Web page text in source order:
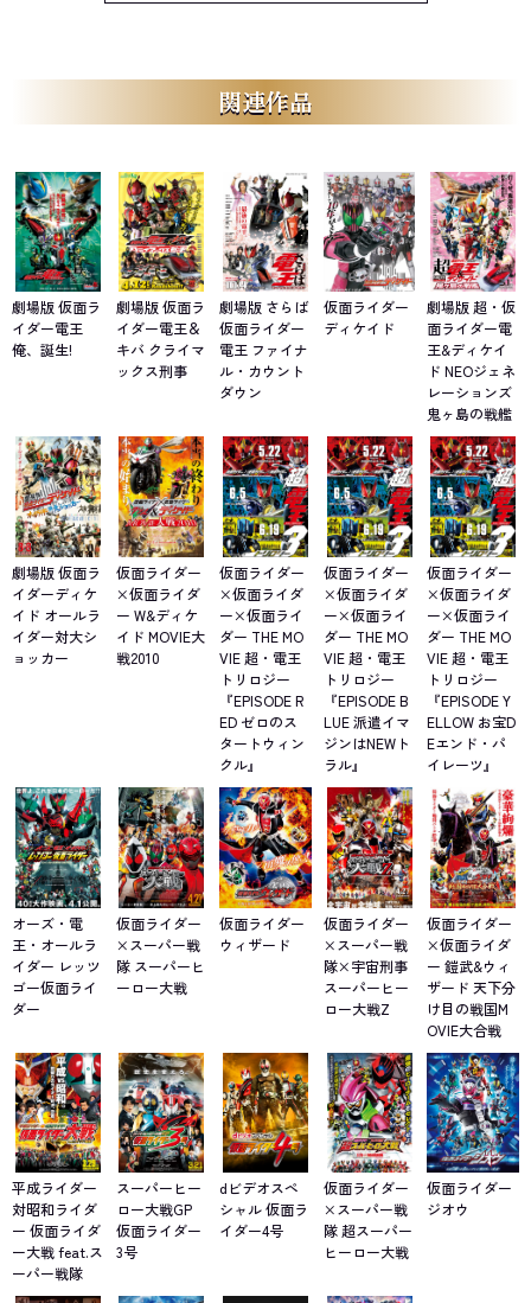
関連作品
劇場版 仮面ラ
イダー電王
俺、誕生!
劇場版 仮面ラ
イダー電王＆
キバ クライマ
ックス刑事
劇場版 さらば
仮面ライダー
電王 ファイナ
ル・カウント
ダウン
仮面ライダー
ディケイド
劇場版 超・仮
面ライダー電
王&ディケイ
ド NEOジェネ
レーションズ
鬼ヶ島の戦艦
劇場版 仮面ラ
イダーディケ
イド オールラ
イダー対大シ
ョッカー
仮面ライダー
×仮面ライダ
ー W&ディケ
イド MOVIE大
戦2010
仮面ライダー
×仮面ライダ
ー×仮面ライ
ダー THE MO
VIE 超・電王
トリロジー
『EPISODE R
ED ゼロのス
タートウィン
クル』
仮面ライダー
×仮面ライダ
ー×仮面ライ
ダー THE MO
VIE 超・電王
トリロジー
『EPISODE B
LUE 派遣イマ
ジンはNEWト
ラル』
仮面ライダー
×仮面ライダ
ー×仮面ライ
ダー THE MO
VIE 超・電王
トリロジー
『EPISODE Y
ELLOW お宝D
Eエンド・パ
イレーツ』
オーズ・電
王・オールラ
イダー レッツ
ゴー仮面ライ
ダー
仮面ライダー
×スーパー戦
隊 スーパーヒ
ーロー大戦
仮面ライダー
ウィザード
仮面ライダー
×スーパー戦
隊×宇宙刑事
スーパーヒー
ロー大戦Z
仮面ライダー
×仮面ライダ
ー 鎧武&ウィ
ザード 天下分
け目の戦国M
OVIE大合戦
平成ライダー
対昭和ライダ
ー 仮面ライダ
ー大戦 feat.ス
ーパー戦隊
スーパーヒー
ロー大戦GP
仮面ライダー
3号
dビデオスペ
シャル 仮面ラ
イダー4号
仮面ライダー
×スーパー戦
隊 超スーパー
ヒーロー大戦
仮面ライダー
ジオウ